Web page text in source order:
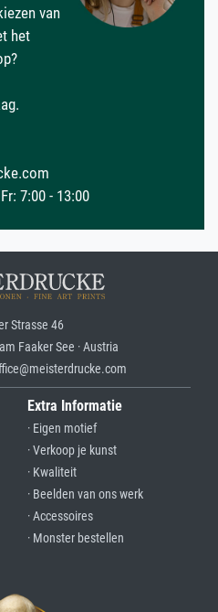
van
het
7:00 - 13:00
Strasse 46
Faaker See · Austria
Extra Informatie
· Eigen motief
· Verkoop je kunst
· Kwaliteit
· Beelden van ons werk
· Accessoires
· Monster bestellen